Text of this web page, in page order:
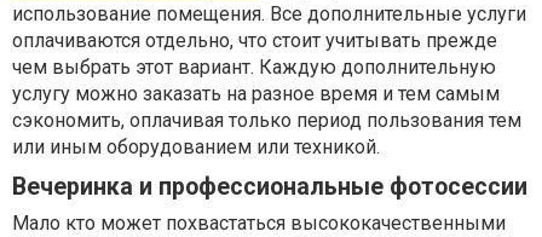
использование помещения. Все дополнительные услуги
оплачиваются отдельно, что стоит учитывать прежде
чем выбрать этот вариант. Каждую дополнительную
услугу можно заказать на разное время и тем самым
сэкономить, оплачивая только период пользования тем
или иным оборудованием или техникой.
Вечеринка и профессиональные фотосессии
Мало кто может похвастаться высококачественными